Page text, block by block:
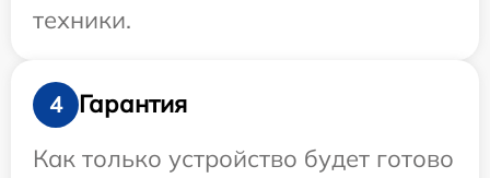
техники.
4
Гарантия
Как только устройство будет готово